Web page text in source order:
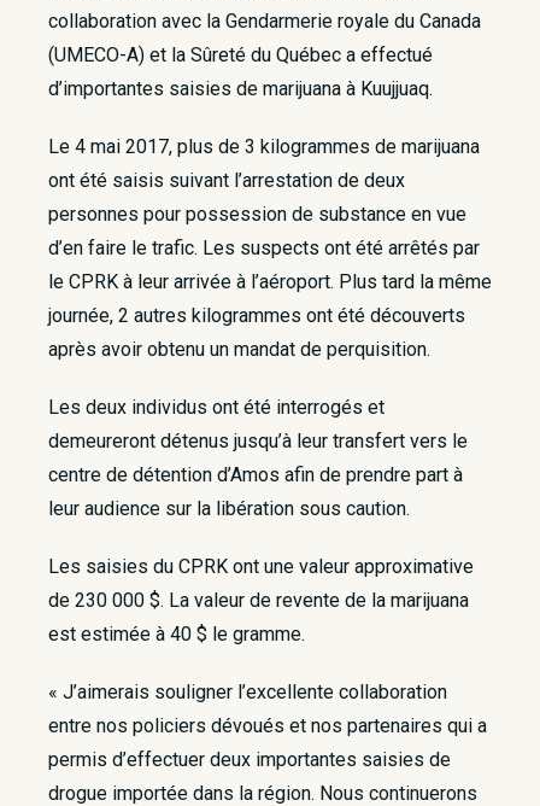
collaboration avec la Gendarmerie royale du Canada
(UMECO-A) et la Sûreté du Québec a effectué
d’importantes saisies de marijuana à Kuujjuaq.
Le 4 mai 2017, plus de 3 kilogrammes de marijuana
ont été saisis suivant l’arrestation de deux
personnes pour possession de substance en vue
d’en faire le trafic. Les suspects ont été arrêtés par
le CPRK à leur arrivée à l’aéroport. Plus tard la même
journée, 2 autres kilogrammes ont été découverts
après avoir obtenu un mandat de perquisition.
Les deux individus ont été interrogés et
demeureront détenus jusqu’à leur transfert vers le
centre de détention d’Amos afin de prendre part à
leur audience sur la libération sous caution.
Les saisies du CPRK ont une valeur approximative
de 230 000 $. La valeur de revente de la marijuana
est estimée à 40 $ le gramme.
« J’aimerais souligner l’excellente collaboration
entre nos policiers dévoués et nos partenaires qui a
permis d’effectuer deux importantes saisies de
drogue importée dans la région. Nous continuerons